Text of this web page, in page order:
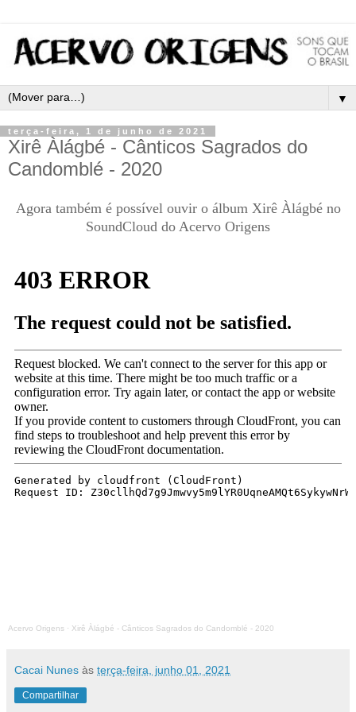
▼
terça-feira, 1 de junho de 2021
Xirê Àlágbé - Cânticos Sagrados do
Candomblé - 2020
Agora também é possível ouvir o álbum Xirê Àlágbé no
SoundCloud do Acervo Origens
Acervo Origens · Xirê Àlágbé - Cânticos Sagrados do Candomblé - 2020
Cacai Nunes às terça-feira, junho 01, 2021
Compartilhar